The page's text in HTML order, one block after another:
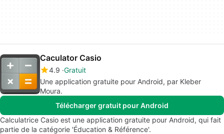
Caculator Casio
4.9 Gratuit
Une application gratuite pour Android, par Kleber
Moura.
Télécharger gratuit pour Android
Calculatrice Casio est une application gratuite pour Android, qui fait
partie de la catégorie 'Éducation & Référence'.